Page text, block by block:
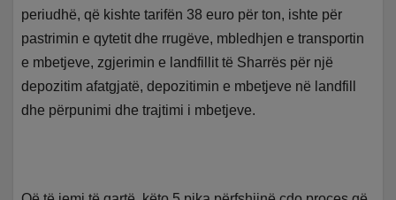
periudhë, që kishte tarifën 38 euro për ton, ishte për
pastrimin e qytetit dhe rrugëve, mbledhjen e transportin
e mbetjeve, zgjerimin e landfillit të Sharrës për një
depozitim afatgjatë, depozitimin e mbetjeve në landfill
dhe përpunimi dhe trajtimi i mbetjeve.